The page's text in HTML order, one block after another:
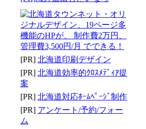
[PR] 北海道印刷デザイン
[PR] 北海道効率的ｸﾛｽﾒﾃﾞｨｱ提
案
[PR] 北海道対応ﾎｰﾑﾍﾟｰｼﾞ制作
[PR] アンケート/予約/フォー
ム